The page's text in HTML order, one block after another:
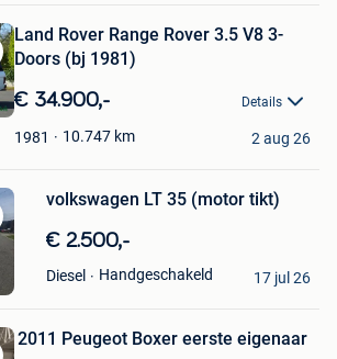
Land Rover Range Rover 3.5 V8 3-
Doors (bj 1981)
€ 34.900,- Details
1981 10.747 km 2 aug 26
volkswagen LT 35 (motor tikt)
€ 2.500,-
Diesel Handgeschakeld 17 jul 26
2011 Peugeot Boxer eerste eigenaar